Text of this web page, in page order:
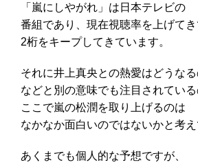
「嵐にしやがれ」は日本テレビの
番組であり、現在視聴率を上げてき
2桁をキープしてきています。
それに井上真央との熱愛はどうな
などと別の意味でも注目されてい
ここで嵐の松潤を取り上げるのは
なかなか面白いのではないかと考え
あくまでも個人的な予想ですが、